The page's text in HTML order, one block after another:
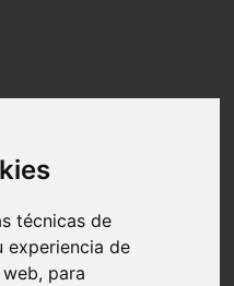
técnicas de
experiencia de
para